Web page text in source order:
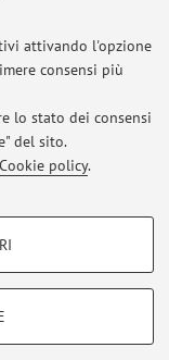
attivando l'opzione
consensi più
lo stato dei consensi
del sito.
policy.
avvisi.
del sito.